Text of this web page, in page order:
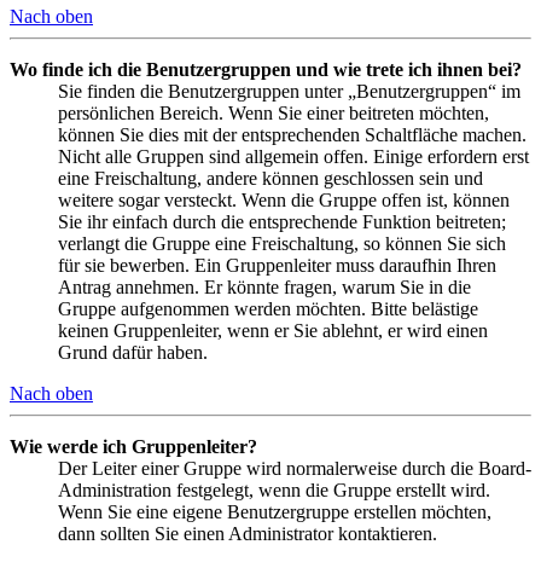
Nach oben
Wo finde ich die Benutzergruppen und wie trete ich ihnen bei?
Sie finden die Benutzergruppen unter „Benutzergruppen“ im
persönlichen Bereich. Wenn Sie einer beitreten möchten,
können Sie dies mit der entsprechenden Schaltfläche machen.
Nicht alle Gruppen sind allgemein offen. Einige erfordern erst
eine Freischaltung, andere können geschlossen sein und
weitere sogar versteckt. Wenn die Gruppe offen ist, können
Sie ihr einfach durch die entsprechende Funktion beitreten;
verlangt die Gruppe eine Freischaltung, so können Sie sich
für sie bewerben. Ein Gruppenleiter muss daraufhin Ihren
Antrag annehmen. Er könnte fragen, warum Sie in die
Gruppe aufgenommen werden möchten. Bitte belästige
keinen Gruppenleiter, wenn er Sie ablehnt, er wird einen
Grund dafür haben.
Nach oben
Wie werde ich Gruppenleiter?
Der Leiter einer Gruppe wird normalerweise durch die Board-
Administration festgelegt, wenn die Gruppe erstellt wird.
Wenn Sie eine eigene Benutzergruppe erstellen möchten,
dann sollten Sie einen Administrator kontaktieren.